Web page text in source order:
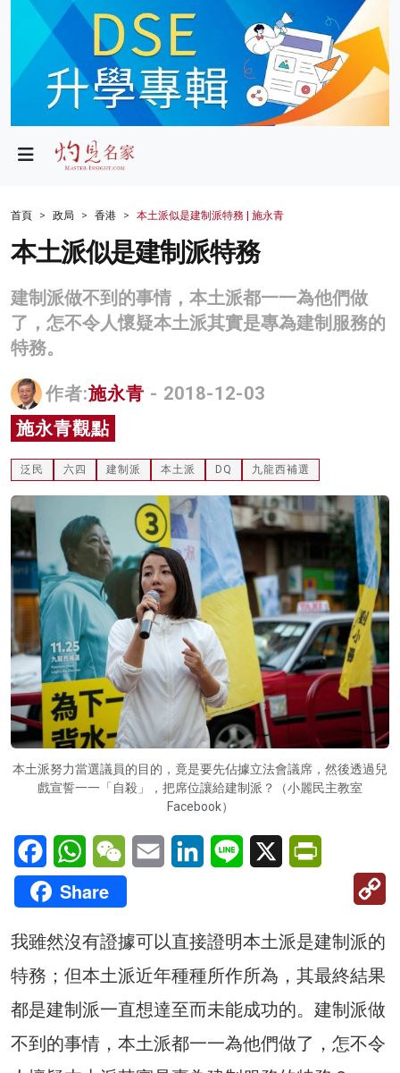
政局
財經
生活
商業
科技
影片
名家榜
灼見活動
關於我們
首頁 政局 香港 本土派似是建制派特務 | 施永青
本土派似是建制派特務
建制派做不到的事情，本土派都一一為他們做
了，怎不令人懷疑本土派其實是專為建制服務的
特務。
作者:施永青 - 2018-12-03
施永青觀點
泛民 六四 建制派 本土派 DQ 九龍西補選
本土派努力當選議員的目的，竟是要先佔據立法會議席，然後透過兒
戲宣誓一一「自殺」，把席位讓給建制派？（小麗民主教室
Facebook）
FacebookWhatsAppWeChatEmail LinkedInLine X
Share
我雖然沒有證據可以直接證明本土派是建制派的
特務；但本土派近年種種所作所為，其最終結果
都是建制派一直想達至而未能成功的。建制派做
不到的事情，本土派都一一為他們做了，怎不令